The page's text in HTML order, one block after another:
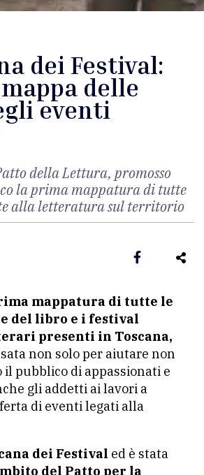
dei Festival:
delle
eventi
della Lettura, promosso
la prima mappatura di tutte
alla letteratura sul territorio
del libro e i festival
presenti in Toscana,
non solo per aiutare non
il pubblico di appassionati e
gli addetti ai lavori a
di eventi legati alla
dei Festival ed è stata
del Patto per la